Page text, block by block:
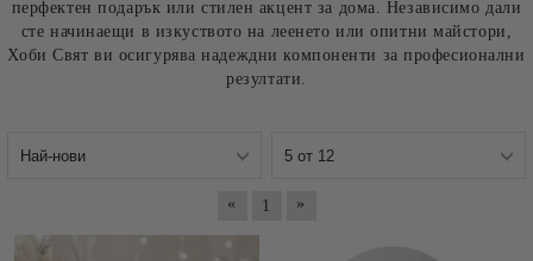
перфектен подарък или стилен акцент за дома. Независимо дали
сте начинаещи в изкуството на леенето или опитни майстори,
Хоби Свят ви осигурява надеждни компоненти за професионални
резултати.
« 1 »